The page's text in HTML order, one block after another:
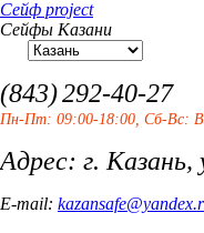
Сейф project
Сейфы Казани
(843)292-40-27
Пн-Пт: 09:00-18:00, Сб-Вс:
Адрес: г. Казань,
E-mail: